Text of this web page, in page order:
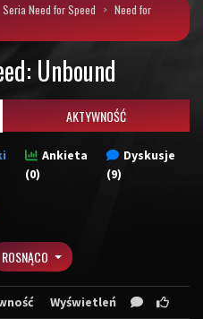
Seria Need for Speed
Need for
Unbound
AKTYWNOŚĆ
Ankieta
(0)
Dyskusje
(9)
ROSNĄCO
Wyświetleń